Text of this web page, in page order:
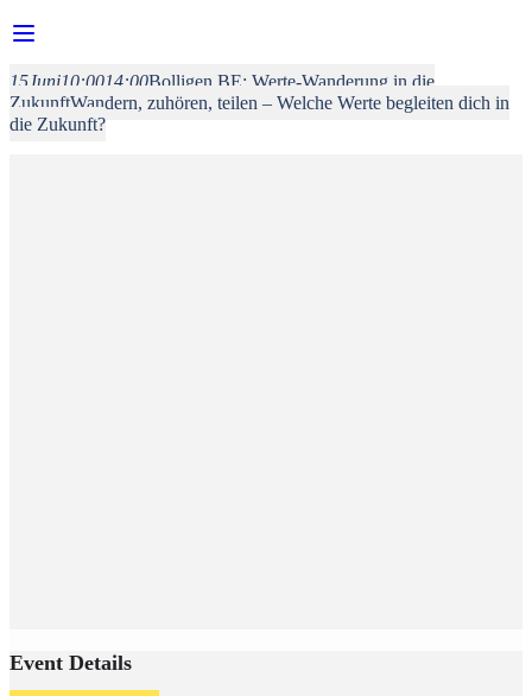
15Juni10:0014:00Bolligen BE: Werte-Wanderung in die
ZukunftWandern, zuhören, teilen – Welche Werte begleiten dich in
die Zukunft?
Event Details